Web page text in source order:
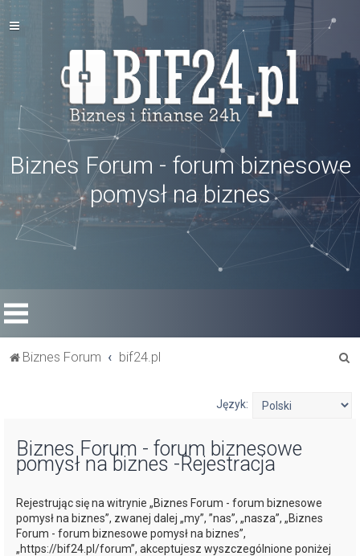
Biznes Forum - forum biznesowe
pomysł na biznes
Biznes Forum bif24.pl
Język:
Biznes Forum - forum biznesowe
pomysł na biznes -Rejestracja
Rejestrując się na witrynie „Biznes Forum - forum biznesowe
pomysł na biznes”, zwanej dalej „my”, ”nas”, „nasza”, „Biznes
Forum - forum biznesowe pomysł na biznes”,
„https://bif24.pl/forum”, akceptujesz wyszczególnione poniżej